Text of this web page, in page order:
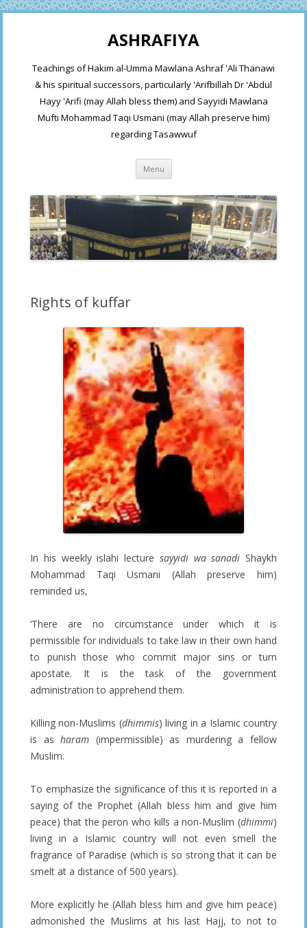
ASHRAFIYA
Teachings of Hakim al-Umma Mawlana Ashraf 'Ali Thanawi
& his spiritual successors, particularly 'Arifbillah Dr 'Abdul
Hayy 'Arifi (may Allah bless them) and Sayyidi Mawlana
Mufti Mohammad Taqi Usmani (may Allah preserve him)
regarding Tasawwuf
Menu Skip
content
Rights of kuffar
In his weekly islahi lecture sayyidi wa sanadi Shaykh
Mohammad Taqi Usmani (Allah preserve him)
reminded us,
‘There are no circumstance under which it is
permissible for individuals to take law in their own hand
to punish those who commit major sins or turn
apostate. It is the task of the government
administration to apprehend them.
Killing non-Muslims (dhimmis) living in a Islamic country
is asharam (impermissible) as murdering a fellow
Muslim.
To emphasize the significance of this it is reported in a
saying of the Prophet (Allah bless him and give him
peace) that the peron who kills a non-Muslim (dhimmi)
living in a Islamic country will not even smell the
fragrance of Paradise (which is so strong that it can be
smelt at a distance of 500 years).
More explicitly he (Allah bless him and give him peace)
admonished the Muslims at his last Hajj, to not to